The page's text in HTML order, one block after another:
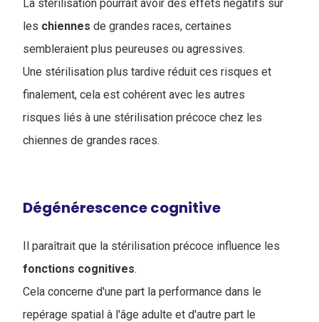
La stérilisation pourrait avoir des effets négatifs sur
les chiennes de grandes races, certaines
sembleraient plus peureuses ou agressives.
Une stérilisation plus tardive réduit ces risques et
finalement, cela est cohérent avec les autres
risques liés à une stérilisation précoce chez les
chiennes de grandes races.
Dégénérescence cognitive
Il paraîtrait que la stérilisation précoce influence les
fonctions cognitives.
Cela concerne d'une part la performance dans le
repérage spatial à l'âge adulte et d'autre part le